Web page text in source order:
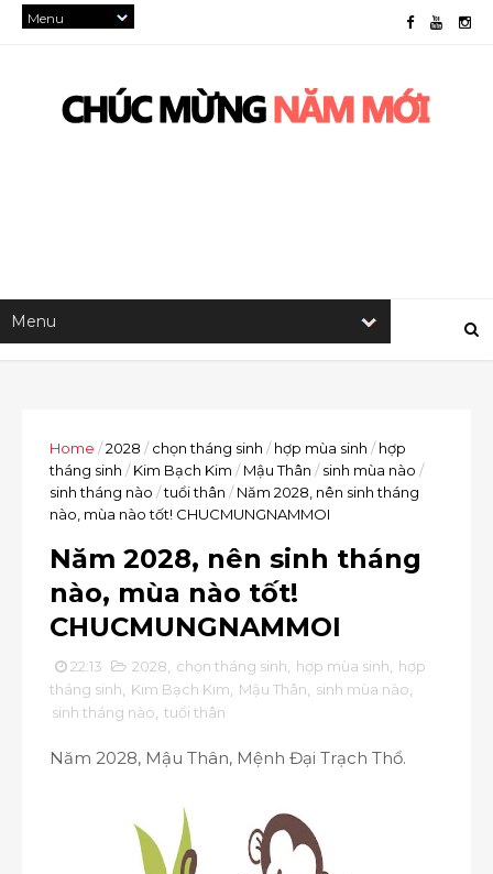
Home /2028 / chọn tháng sinh / hợp mùa sinh / hợp
tháng sinh / Kim Bạch Kim / Mậu Thân / sinh mùa nào /
sinh tháng nào /tuổi thân / Năm 2028, nên sinh tháng
nào, mùa nào tốt! CHUCMUNGNAMMOI
Năm 2028, nên sinh tháng
nào, mùa nào tốt!
CHUCMUNGNAMMOI
22:13 2028 chọn tháng sinh hợp mùa sinh
hợp
tháng sinh
Kim Bạch Kim Mậu Thân sinh mùa nào
sinh tháng nào tuổi thân
Năm 2028, Mậu Thân, Mệnh Đại Trạch Thổ.